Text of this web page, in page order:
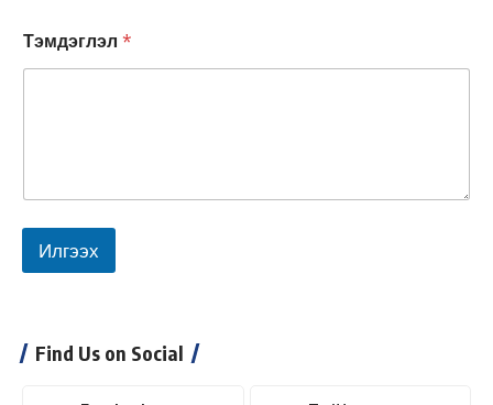
Тэмдэглэл *
Илгээх
Find Us on Social